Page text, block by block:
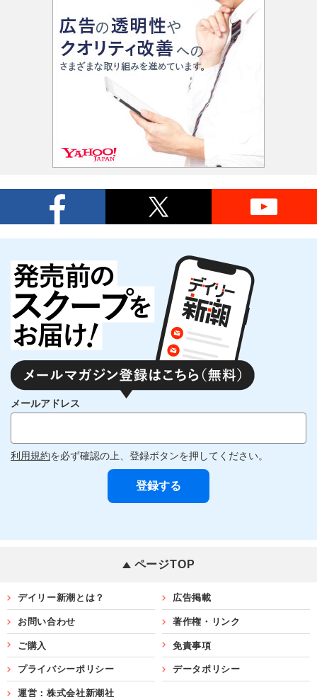
メールアドレス
利用規約を必ず確認の上、登録ボタンを押してください。
ページTOP
デイリー新潮とは？ 広告掲載
お問い合わせ 著作権・リンク
ご購入 免責事項
プライバシーポリシー データポリシー
運営：株式会社新潮社